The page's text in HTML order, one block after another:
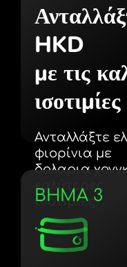
HKD
με τις
ισοτιμίες
Ανταλλάξτε
φιορίνια με
δολαρια
καλύτερες
ισοτιμίες.
ΒΗΜΑ 3